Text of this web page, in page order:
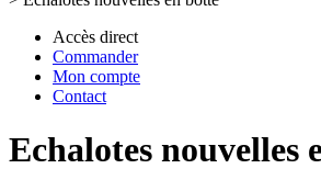
Accès direct
Commander
Mon compte
Contact
Echalotes nouvelles